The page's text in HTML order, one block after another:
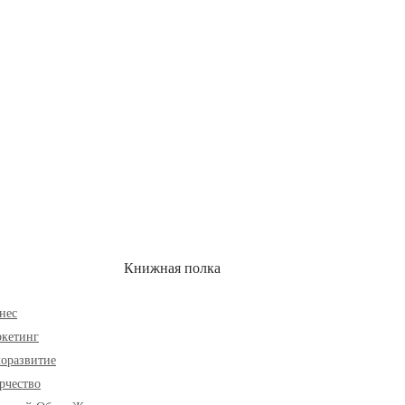
Книжная полка